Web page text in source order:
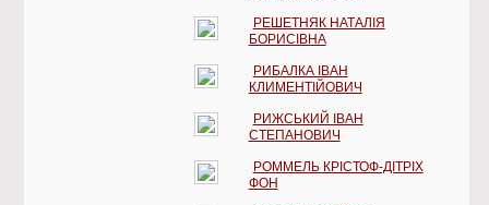
РЕШЕТНЯК НАТАЛІЯ
БОРИСІВНА
РИБАЛКА ІВАН
КЛИМЕНТІЙОВИЧ
РИЖСЬКИЙ ІВАН
СТЕПАНОВИЧ
РОММЕЛЬ КРІСТОФ-ДІТРІХ
ФОН